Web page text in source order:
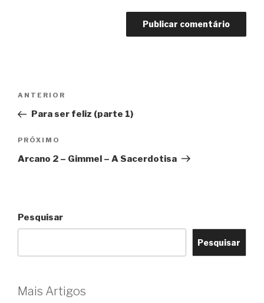
Post
Post
anterior
ANTERIOR
Para ser feliz (parte 1)
Próximo
post
PRÓXIMO
Arcano 2 – Gimmel – A Sacerdotisa
Pesquisar
Pesquisar
Mais Artigos